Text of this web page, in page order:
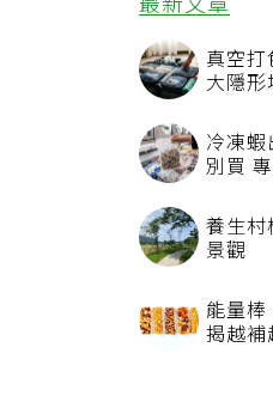
真空
大隱
冷凍
別買
養生村
景觀
能量
揭越補